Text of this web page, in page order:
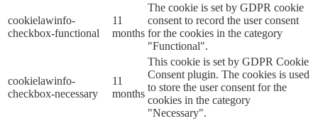
cookielawinfo-
checkbox-functional
11
months
The cookie is set by GDPR cookie
consent to record the user consent
for the cookies in the category
"Functional".
cookielawinfo-
checkbox-necessary
11
months
This cookie is set by GDPR Cookie
Consent plugin. The cookies is used
to store the user consent for the
cookies in the category
"Necessary".